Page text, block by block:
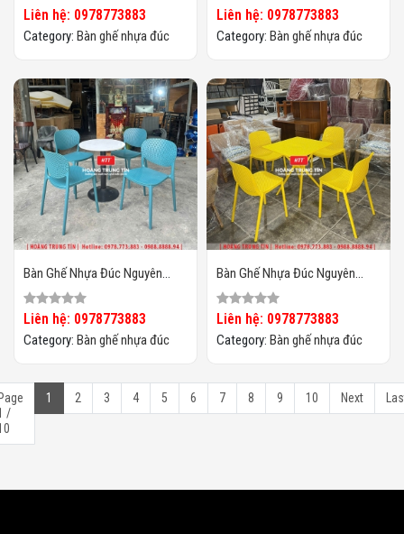
Liên hệ: 0978773883
Category: Bàn ghế nhựa đúc
Liên hệ: 0978773883
Category: Bàn ghế nhựa đúc
Bàn Ghế Nhựa Đúc Nguyên
Khối HTT05
Liên hệ: 0978773883
Category: Bàn ghế nhựa đúc
Bàn Ghế Nhựa Đúc Nguyên
Khối HTT04
Liên hệ: 0978773883
Category: Bàn ghế nhựa đúc
/
1 2 3 4 5 6 7 8 9 10 Next